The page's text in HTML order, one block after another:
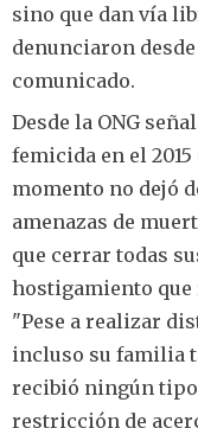
sino que dan vía
denunciaron
comunicado.
Desde la ONG
femicida en el
momento no dejó
amenazas de
que cerrar todas
hostigamiento
"Pese a realizar
incluso su familia
recibió ningún tipo
restricción de